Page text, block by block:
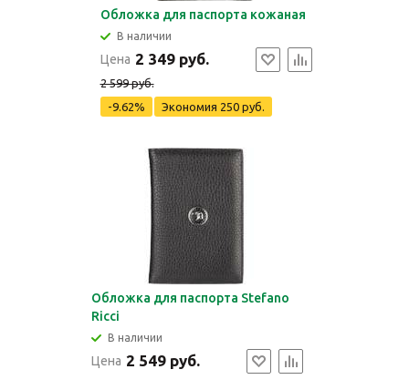
Обложка для паспорта кожаная
В наличии
Цена 2 349 руб.
2 599 руб.
-9.62%
Экономия 250 руб.
Обложка для паспорта Stefano
Ricci
В наличии
Цена 2 549 руб.